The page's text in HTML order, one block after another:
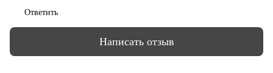
Ответить
Написать отзыв